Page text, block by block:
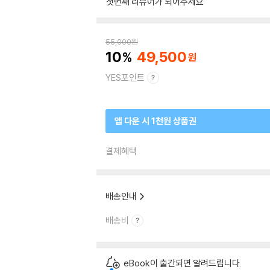
55,000원
10 49,500
YES포인트
앱 다운 시 1천원 상품권
결제혜택
배송안내
배송비
eBook이 출간되면 알려드립니다.